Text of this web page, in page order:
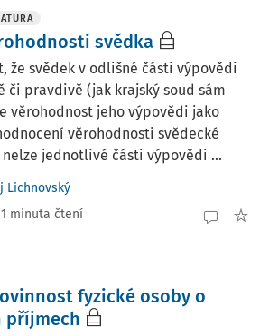
svědka
že svědek v odlišné části výpovědi
či pravdivě (jak krajský soud sám
věrohodnost jeho výpovědi jako
věrohodnosti svědecké
jednotlivé části výpovědi ...
Lichnovský
1 minuta čtení
fyzické osoby o
příjmech